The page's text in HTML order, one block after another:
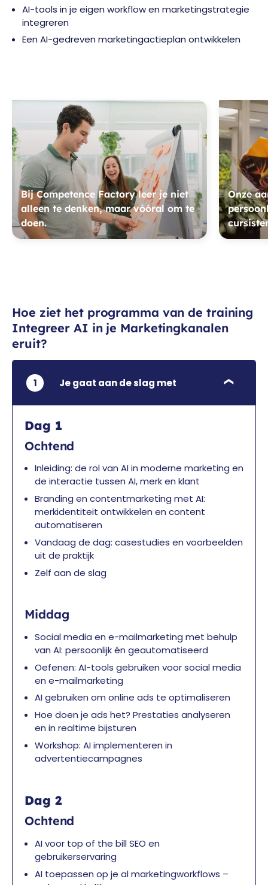
AI-tools in je eigen workflow en marketingstrategie
integreren
Een AI-gedreven marketingactieplan ontwikkelen
Bij Competence Factory leer je niet
alleen te denken, maar vóóral om te
doen.
Onze
Hoe ziet het programma van de training
Integreer AI in je Marketingkanalen
eruit?
1 Je gaat aan de slag met
Dag 1
Ochtend
Inleiding: de rol van AI in moderne marketing en
de interactie tussen AI, merk en klant
Branding en contentmarketing met AI:
merkidentiteit ontwikkelen en content
automatiseren
Vandaag de dag: casestudies en voorbeelden
uit de praktijk
Zelf aan de slag
Middag
Social media en e-mailmarketing met behulp
van AI: persoonlijk én geautomatiseerd
Oefenen: AI-tools gebruiken voor social media
en e-mailmarketing
AI gebruiken om online ads te optimaliseren
Hoe doen je ads het? Prestaties analyseren
en in realtime bijsturen
Workshop: AI implementeren in
advertentiecampagnes
Dag 2
Ochtend
AI voor top of the bill SEO en
gebruikerservaring
AI toepassen op je al marketingworkflows –